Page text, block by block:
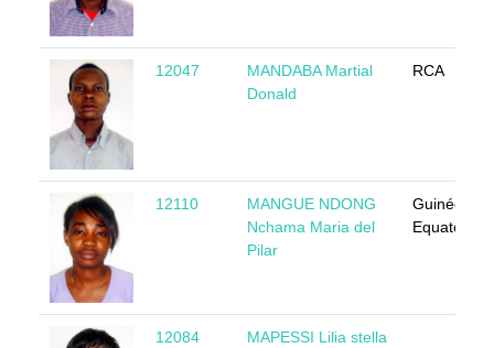
12047
MANDABA Martial
Donald
RCA
12110
MANGUE NDONG
Nchama Maria del
Pilar
Guinée
Equatoriale
12084 MAPESSI Lilia stella